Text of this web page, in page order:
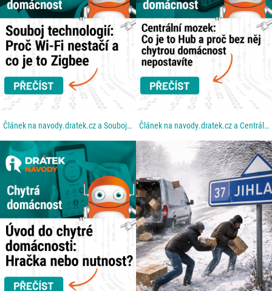
Článek na navody.dratek.cz a Souboj technologií: Proč Wi-Fi nestačí a co je to Zigbee. Odkaz také v... Článek na navody.dratek.cz a Centrální mozek: Co je to Hub a proč bez něj chytrou domácnost...